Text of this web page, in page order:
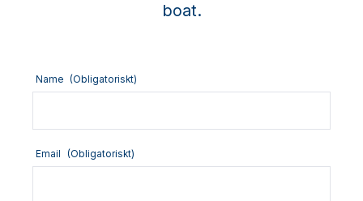
boat.
Name (Obligatoriskt)
Email (Obligatoriskt)